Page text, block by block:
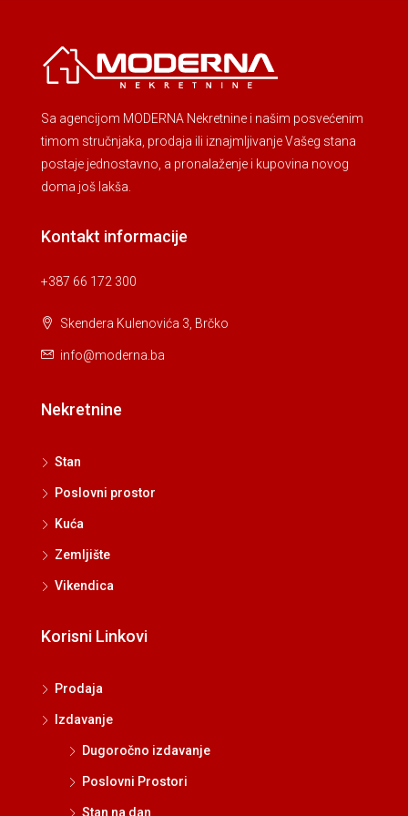
Sa agencijom MODERNA Nekretnine i našim posvećenim
timom stručnjaka, prodaja ili iznajmljivanje Vašeg stana
postaje jednostavno, a pronalaženje i kupovina novog
doma još lakša.
Kontakt informacije
+387 66 172 300
Skendera Kulenovića 3, Brčko
info@moderna.ba
Nekretnine
Stan
Poslovni prostor
Kuća
Zemljište
Vikendica
Korisni Linkovi
Prodaja
Izdavanje
Dugoročno izdavanje
Poslovni Prostori
Stan na dan